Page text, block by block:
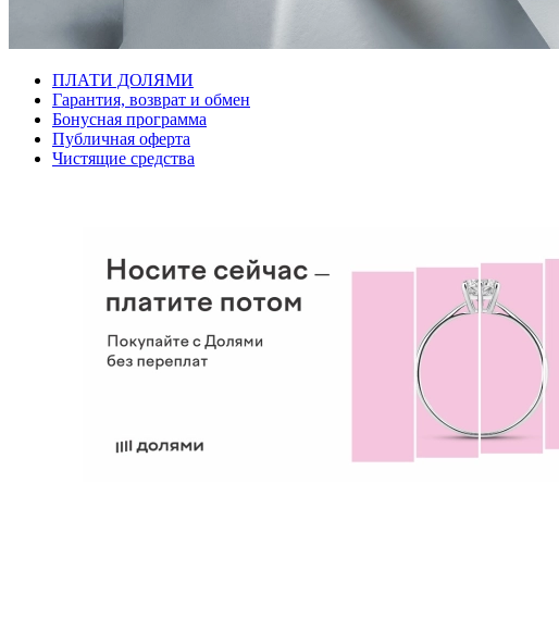
ПЛАТИ ДОЛЯМИ
Гарантия, возврат и обмен
Бонусная программа
Публичная оферта
Чистящие средства